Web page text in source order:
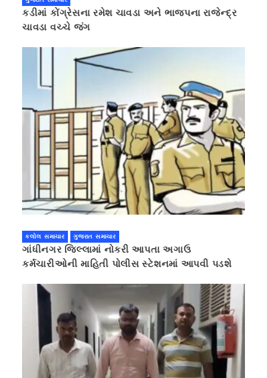
કડીમાં કોંગ્રેસના રમેશ ચાવડા અને ભાજપના રાજેન્દ્ર
ચાવડા વચ્ચે જંગ
કલોલ સમાચાર ગુજરાત સમાચાર
ગાંધીનગર જિલ્લામાં નોકરી આપતા અગાઉ
કર્મચારીઓની માહિતી પોલીસ સ્ટેશનમાં આપવી પડશે